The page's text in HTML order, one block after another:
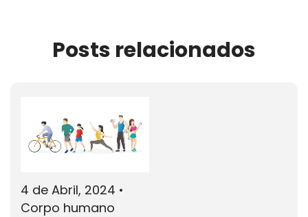
Posts relacionados
4 de Abril, 2024 •
Corpo humano